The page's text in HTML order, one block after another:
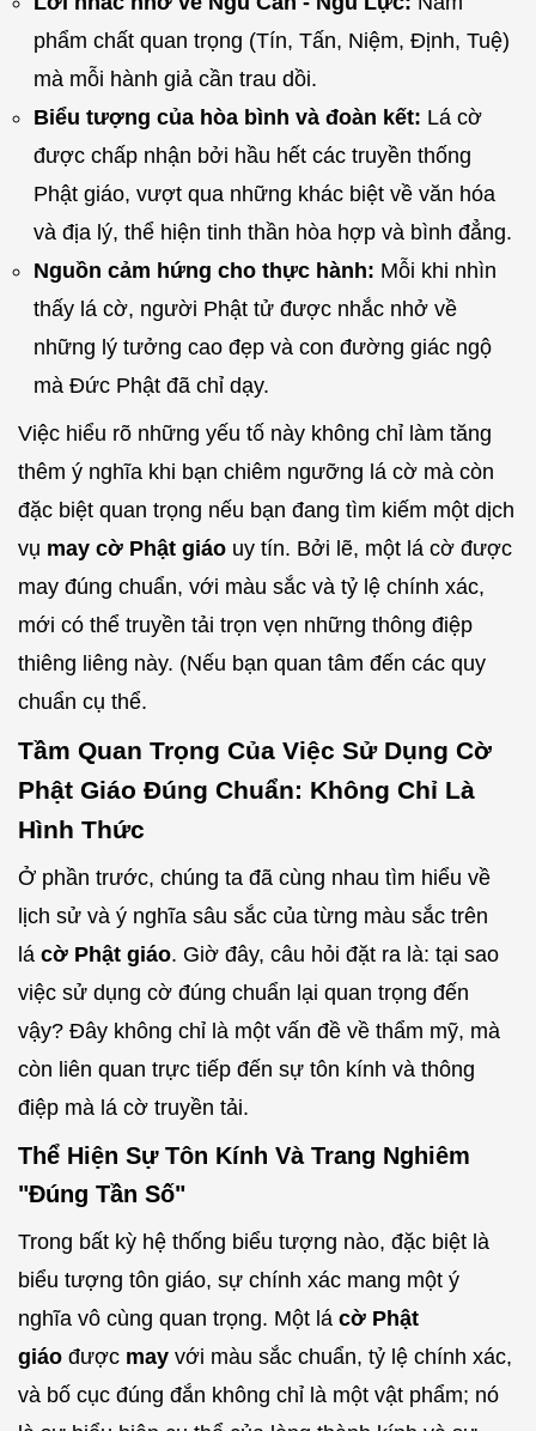
phẩm chất quan trọng (Tín, Tấn, Niệm, Định, Tuệ)
mà mỗi hành giả cần trau dồi.
Biểu tượng của hòa bình và đoàn kết: Lá cờ
được chấp nhận bởi hầu hết các truyền thống
Phật giáo, vượt qua những khác biệt về văn hóa
và địa lý, thể hiện tinh thần hòa hợp và bình đẳng.
Nguồn cảm hứng cho thực hành: Mỗi khi nhìn
thấy lá cờ, người Phật tử được nhắc nhở về
những lý tưởng cao đẹp và con đường giác ngộ
mà Đức Phật đã chỉ dạy.
Việc hiểu rõ những yếu tố này không chỉ làm tăng
thêm ý nghĩa khi bạn chiêm ngưỡng lá cờ mà còn
đặc biệt quan trọng nếu bạn đang tìm kiếm một dịch
vụ may cờ Phật giáo uy tín. Bởi lẽ, một lá cờ được
may đúng chuẩn, với màu sắc và tỷ lệ chính xác,
mới có thể truyền tải trọn vẹn những thông điệp
thiêng liêng này. (Nếu bạn quan tâm đến các quy
chuẩn cụ thể.
Tầm Quan Trọng Của Việc Sử Dụng Cờ
Phật Giáo Đúng Chuẩn: Không Chỉ Là
Hình Thức
Ở phần trước, chúng ta đã cùng nhau tìm hiểu về
lịch sử và ý nghĩa sâu sắc của từng màu sắc trên
lá cờ Phật giáo. Giờ đây, câu hỏi đặt ra là: tại sao
việc sử dụng cờ đúng chuẩn lại quan trọng đến
vậy? Đây không chỉ là một vấn đề về thẩm mỹ, mà
còn liên quan trực tiếp đến sự tôn kính và thông
điệp mà lá cờ truyền tải.
Thể Hiện Sự Tôn Kính Và Trang Nghiêm
"Đúng Tần Số"
Trong bất kỳ hệ thống biểu tượng nào, đặc biệt là
biểu tượng tôn giáo, sự chính xác mang một ý
nghĩa vô cùng quan trọng. Một lá cờ Phật
giáo được may với màu sắc chuẩn, tỷ lệ chính xác,
và bố cục đúng đắn không chỉ là một vật phẩm; nó